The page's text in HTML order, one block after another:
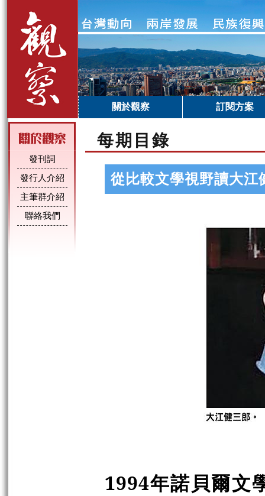
關於觀察 訂閱方案
發刊詞
發行人介紹
主筆群介紹
聯絡我們
每期目錄
從比較文學視野讀大江
1994年諾貝爾文